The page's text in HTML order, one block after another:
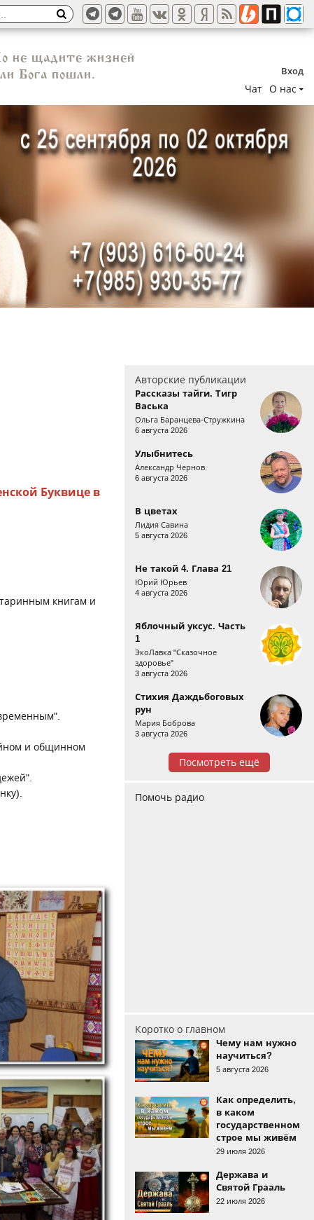
Вход
Чат О нас
не щадите жизней
Бога пошли.
Буквице в
книгам и
и общинном
Авторские публикации
Рассказы тайги. Тигр
Васька
Ольга Баранцева-Стружкина
6 августа 2026
Улыбнитесь
Александр Чернов
6 августа 2026
В цветах
Лидия Савина
5 августа 2026
Не такой 4. Глава 21
Юрий Юрьев
4 августа 2026
Яблочный уксус. Часть
1
ЭкоЛавка "Сказочное
здоровье"
3 августа 2026
Стихия Даждьбоговых
рун
Мария Боброва
3 августа 2026
Посмотреть ещё
Помочь радио
Коротко о главном
Чему нам нужно
научиться?
5 августа 2026
Как определить,
в каком
государственном
строе мы живём
29 июля 2026
Держава и
Святой Грааль
22 июля 2026